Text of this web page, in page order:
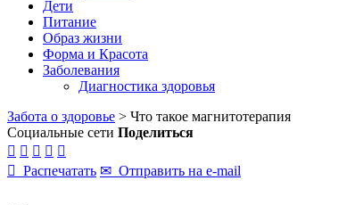
Дети
Питание
Образ жизни
Форма и Красота
Заболевания
Диагностика здоровья
Забота о здоровье > Что такое магнитотерапия
Социальные сети Поделиться
    
 Распечатать ✉ Отправить на e-mail